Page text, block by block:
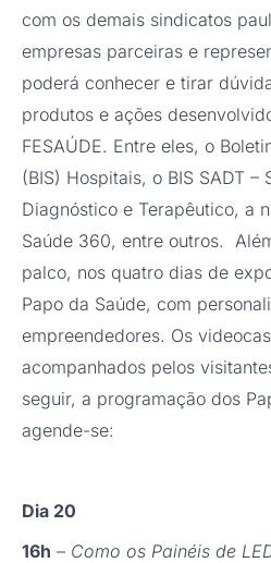
com os demais sindicatos
empresas parceiras e
poderá conhecer e tirar
produtos e ações
FESAÚDE. Entre eles, o
(BIS) Hospitais, o BIS SADT –
Diagnóstico e Terapêutico, a
Saúde 360, entre outros.
palco, nos quatro dias de
Papo da Saúde, com
empreendedores. Os
acompanhados pelos
seguir, a programação dos
agende-se:
Dia 20
16h – Como os Painéis de